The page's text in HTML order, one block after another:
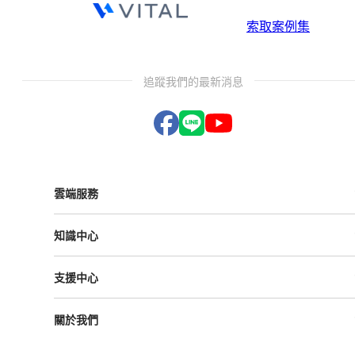
索取案例集
追蹤我們的最新消息
雲端服務
Vital NetZero
Vital Finance
Vital OD
知識中心
成功案例
支援中心
解決方案
關於我們